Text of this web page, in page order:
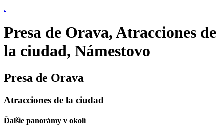
.
Presa de Orava, Atracciones de
la ciudad, Námestovo
Presa de Orava
Atracciones de la ciudad
Ďalšie panorámy v okolí